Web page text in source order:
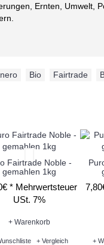
Ernten,
Bio Fairtrade
Fairtrade Noble -
gemahlen 1kg
* Mehrwertsteuer
USt. 7%
+ Warenkorb
+ Vergleich +